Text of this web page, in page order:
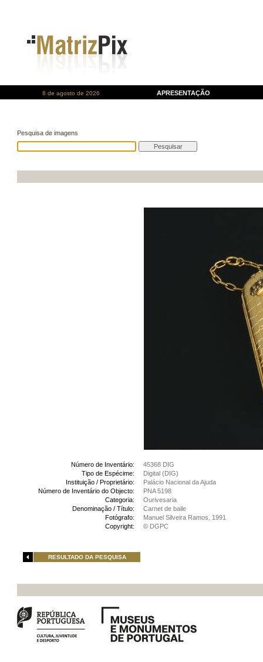
8 de agosto de 2026 APRESENTAÇÃO
Pesquisa de imagens
Número de Inventário:
45368 DIG
Tipo de Espécime:
Digital (DIG)
Instituição / Proprietário:
Palácio Nacional da Ajuda
Número de Inventário do Objecto:
PNA 5198
Categoria:
Ourivesaria
Denominação / Título:
Carnet de baile
Fotógrafo:
Manuel Silveira Ramos, 1991
Copyright:
© DGPC
RESULTADO DA PESQUISA